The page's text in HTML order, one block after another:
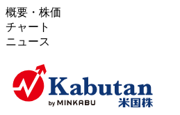
概要・株価
チャート
ニュース